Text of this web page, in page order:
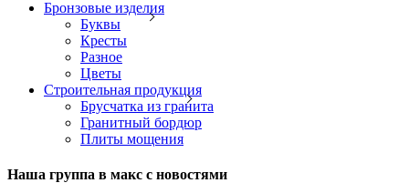
Бронзовые изделия
Буквы
Кресты
Разное
Цветы
Строительная продукция
Брусчатка из гранита
Гранитный бордюр
Плиты мощения
Наша группа в макс с новостями